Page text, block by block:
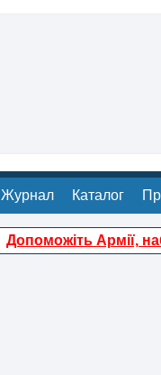
Журнал Каталог
Допоможіть Армії,